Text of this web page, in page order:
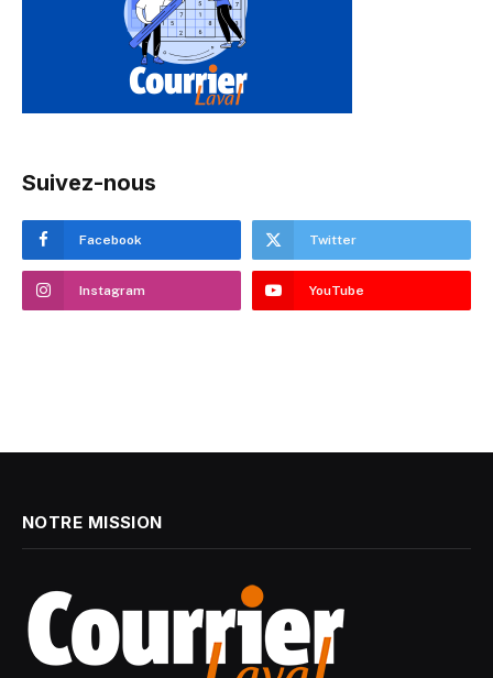
Suivez-nous
Facebook Twitter
Instagram YouTube
NOTRE MISSION